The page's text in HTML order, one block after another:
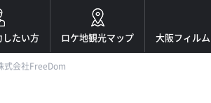
したい方 ロケ地観光マップ 大阪フィル
式会社FreeDom